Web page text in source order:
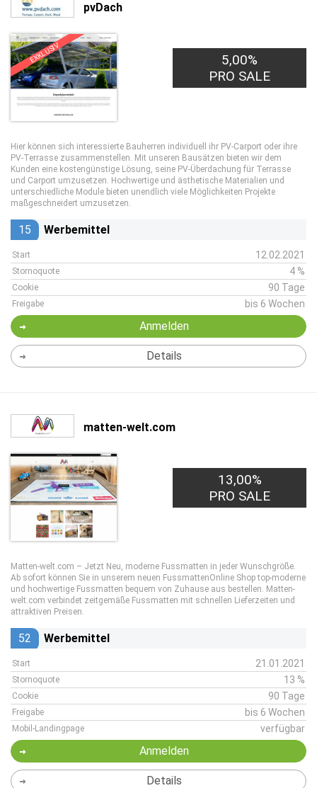
pvDach
EXKLUSIV
5,00%
PRO SALE
Hier können sich interessierte Bauherren individuell ihr PV-Carport oder ihre
PV-Terrasse zusammenstellen. Mit unseren Bausätzen bieten wir dem
Kunden eine kostengünstige Lösung, seine PV-Überdachung für Terrasse
und Carport umzusetzen. Hochwertige und ästhetische Materialien und
unterschiedliche Module bieten unendlich viele Möglichkeiten Projekte
maßgeschneidert umzusetzen.
15 Werbemittel
Start 12.02.2021
Stornoquote 4 %
Cookie 90 Tage
Freigabe bis 6 Wochen
Anmelden
Details
matten-welt.com
13,00%
PRO SALE
Matten-welt.com – Jetzt Neu, moderne Fussmatten in jeder Wunschgröße.
Ab sofort können Sie in unserem neuen FussmattenOnline Shop top-moderne
und hochwertige Fussmatten bequem von Zuhause aus bestellen. Matten-
welt.com verbindet zeitgemäße Fussmatten mit schnellen Lieferzeiten und
attraktiven Preisen.
52 Werbemittel
Start 21.01.2021
Stornoquote 13 %
Cookie 90 Tage
Freigabe bis 6 Wochen
Mobil-Landingpage verfügbar
Anmelden
Details